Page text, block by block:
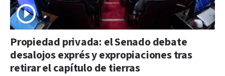
Propiedad privada: el Senado debate
desalojos exprés y expropiaciones tras
retirar el capítulo de tierras